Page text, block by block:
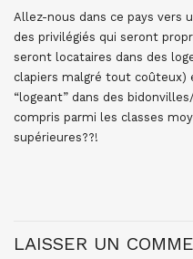
Allez-nous dans ce pays vers
des privilégiés qui seront
seront locataires dans des
clapiers malgré tout coûteux)
“logeant” dans des
compris parmi les classes
supérieures??!
LAISSER UN